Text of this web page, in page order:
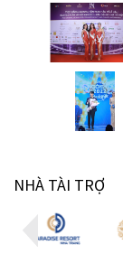
NHÀ TÀI TRỢ